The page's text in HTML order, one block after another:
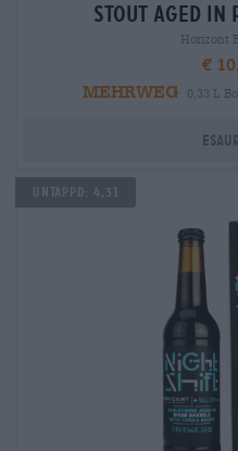
stout aged in
Horizont
€
MEHRWEG
0,33 L
UNTAPPD: 4,31